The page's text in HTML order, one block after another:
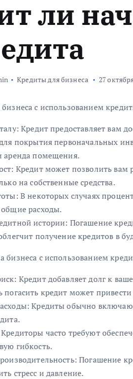
ли
Кредиты для бизнеса 27
с использованием
Кредит предоставляет вам
покрытия первоначальных
аренда помещения.
Кредит может позволить вам
на собственные средства.
В некоторых случаях
расходы.
истории: Погашение
получение кредитов в
бизнеса с использованием
Кредит добавляет долг к
погасить кредит может
Кредиты обычно
часто требуют
гибкость.
Погашение
стресс и давление.